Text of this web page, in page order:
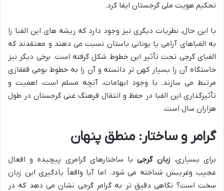
تحکیم هویت ملی گرجستان ایفا کرد.
با این حال، نظریات دیگری نیز وجود دارد که ریشه های این الفبا را
به الفباهای آرامی یا یونانی باستان نسبت می دهند و معتقدند که
الفبای گرجی تحت تأثیر این خطوط شکل گرفته است. برخی دیگر نیز
خاستگاه آن را بسیار کهن تر دانسته و آن را به خطوط بومی قفقازی
مرتبط می سازند. با وجود ابهامات، آنچه مسلم است، اهمیت و
تأثیرگذاری این الفبا در حفظ و انتقال فرهنگ غنی گرجستان در طول
هزاران سال است.
گرامر و ساختار: منطق پنهان
برای بسیاری، زبان گرجیبا ساختارهای گرامری پیچیده و افعال
عجیب وغریبش شناخته می شود. اما آیا واقعاً یادگیری این زبان
سخت است؟ نگاهی دقیق تر به گرامر گرجی نشان می دهد که در